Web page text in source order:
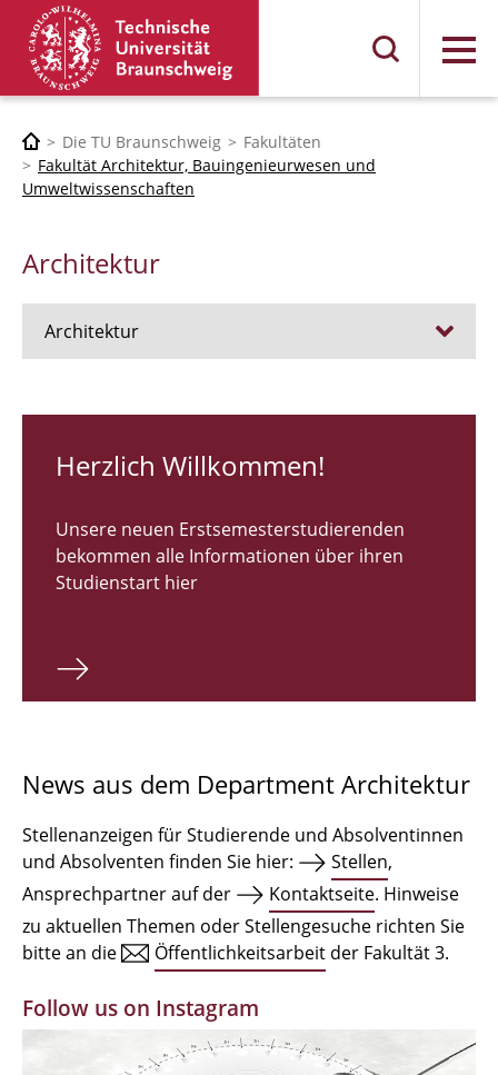
Menü
Die TU Braunschweig
Fakultäten
Fakultät Architektur, Bauingenieurwesen und
Umweltwissenschaften
Architektur
Architektur
RUNDGANG 26
Bachelor Architektur
Master Architektur
Qualifikationsprofil
Institute
Einrichtungen
Zeichensäle
MBW | Modellbauwerkstatt
Alumni | cloud club
Herzlich Willkommen!
Unsere neuen Erstsemesterstudierenden
bekommen alle Informationen über ihren
Studienstart hier
News aus dem Department Architektur
Stellenanzeigen für Studierende und Absolventinnen
und Absolventen finden Sie hier:
Stellen,
Ansprechpartner auf der
Kontaktseite. Hinweise
zu aktuellen Themen oder Stellengesuche richten Sie
bitte an die
Öffentlichkeitsarbeit der Fakultät 3.
Follow us on Instagram